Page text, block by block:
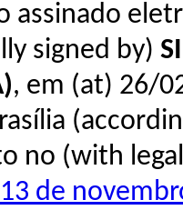
assinado
signed by)
, em (at) 26/
no (with
de